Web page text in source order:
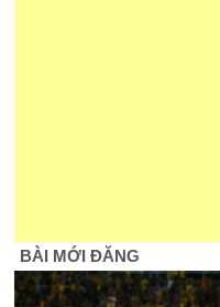
BÀI MỚI ĐĂNG